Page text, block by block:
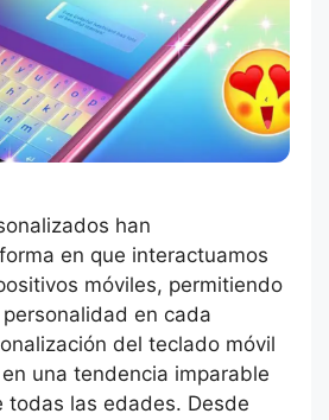
han
en que interactuamos
móviles, permitiendo
en cada
del teclado móvil
una tendencia imparable
todas las edades. Desde